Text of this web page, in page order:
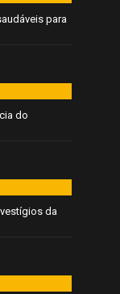
para
do
da